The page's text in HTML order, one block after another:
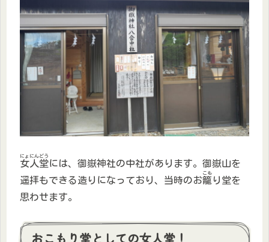
女人堂
にょにんどう
には、御嶽神社の中社があります。御嶽山を
遥拝もできる造りになっており、当時のお籠
こも
り堂を
思わせます。
おこもり堂としての女人堂！